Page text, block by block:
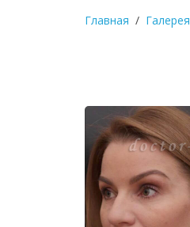
Главная Галерея